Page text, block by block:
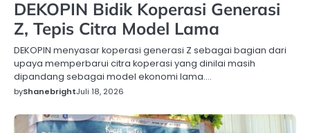
DEKOPIN Bidik Koperasi Generasi
Z, Tepis Citra Model Lama
DEKOPIN menyasar koperasi generasi Z sebagai bagian dari
upaya memperbarui citra koperasi yang dinilai masih
dipandang sebagai model ekonomi lama.…
byShanebrightJuli 18, 2026